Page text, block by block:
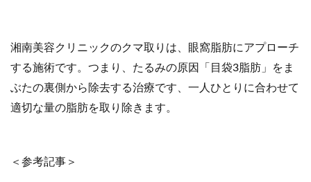
湘南美容クリニックのクマ取りは、眼窩脂肪にアプローチ
する施術です。つまり、たるみの原因「目袋3脂肪」をま
ぶたの裏側から除去する治療です、一人ひとりに合わせて
適切な量の脂肪を取り除きます。
＜参考記事＞